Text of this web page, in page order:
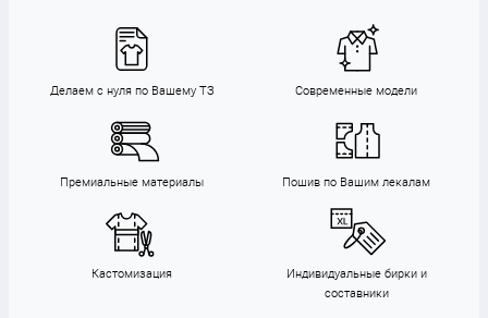
Делаем с нуля по Вашему ТЗ Современные модели
Премиальные материалы Пошив по Вашим лекалам
Кастомизация
Индивидуальные бирки и
составники